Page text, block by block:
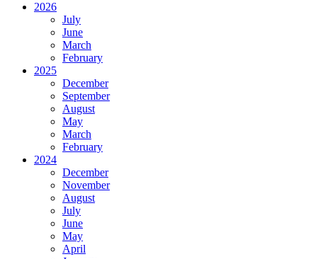
2026
July
June
March
February
2025
December
September
August
May
March
February
2024
December
November
August
July
June
May
April